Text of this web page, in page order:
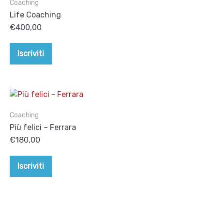
Coaching
Life Coaching
€400,00
Iscriviti
Coaching
Più felici – Ferrara
€180,00
Iscriviti